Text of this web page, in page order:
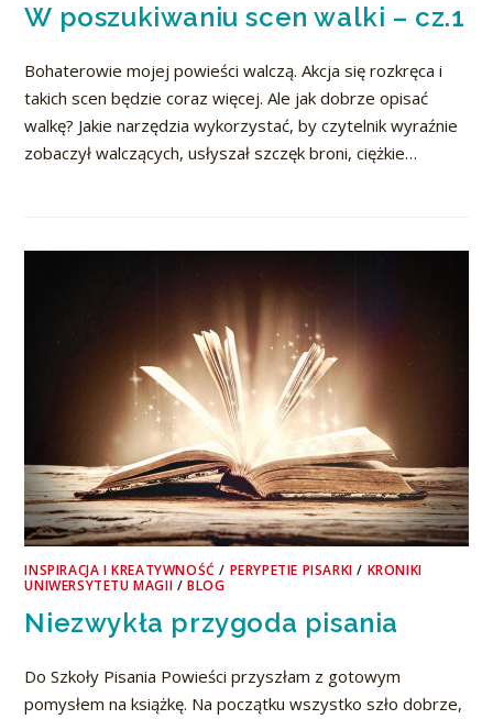
W poszukiwaniu scen walki – cz.1
Bohaterowie mojej powieści walczą. Akcja się rozkręca i
takich scen będzie coraz więcej. Ale jak dobrze opisać
walkę? Jakie narzędzia wykorzystać, by czytelnik wyraźnie
zobaczył walczących, usłyszał szczęk broni, ciężkie…
INSPIRACJA I KREATYWNOŚĆ / PERYPETIE PISARKI / KRONIKI
UNIWERSYTETU MAGII /BLOG
Niezwykła przygoda pisania
Do Szkoły Pisania Powieści przyszłam z gotowym
pomysłem na książkę. Na początku wszystko szło dobrze,